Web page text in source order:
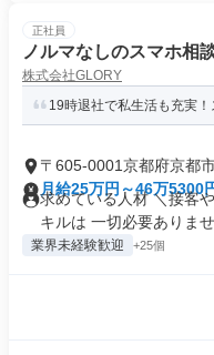
正社員
ノルマなしのスマホ相
株式会社GLORY
19時退社で私生活も充実
〒605-0001京都府京都
月給25万円～46万5300
求めている人材 ＼接客
キルは 一切必要ありませ
業界未経験歓迎 +25個